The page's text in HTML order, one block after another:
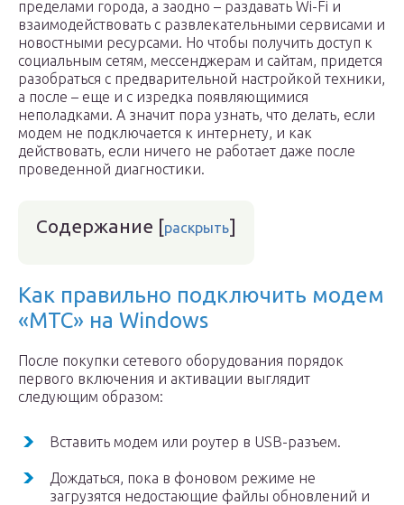
пределами города, а заодно – раздавать Wi-Fi и
взаимодействовать с развлекательными сервисами и
новостными ресурсами. Но чтобы получить доступ к
социальным сетям, мессенджерам и сайтам, придется
разобраться с предварительной настройкой техники,
а после – еще и с изредка появляющимися
неполадками. А значит пора узнать, что делать, если
модем не подключается к интернету, и как
действовать, если ничего не работает даже после
проведенной диагностики.
Содержание [раскрыть]
Как правильно подключить модем
«МТС» на Windows
После покупки сетевого оборудования порядок
первого включения и активации выглядит
следующим образом:
Вставить модем или роутер в USB-разъем.
Дождаться, пока в фоновом режиме не
загрузятся недостающие файлы обновлений и